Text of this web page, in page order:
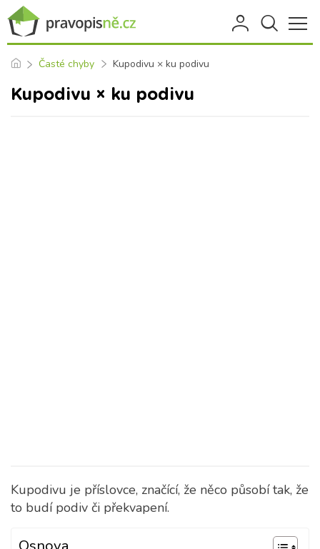
Časté chyby Kupodivu × ku podivu
Kupodivu × ku podivu
Kupodivu je příslovce, značící, že něco působí tak, že
to budí podiv či překvapení.